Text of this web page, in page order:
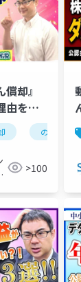
却』
由を
士がわ
！」で
のれん代
>100